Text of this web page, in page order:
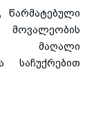
წარმატებული
მაღალი
საჩუქრებით